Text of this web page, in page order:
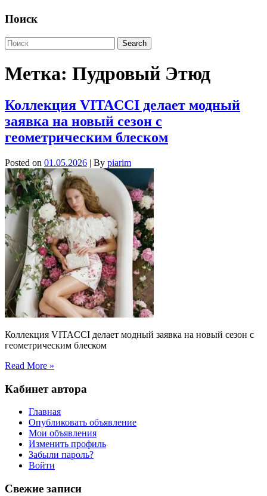
Поиск
Метка: Пудровый Этюд
Коллекция VITACCI делает модный
заявка на новый сезон с
геометрическим блеском
Posted on 01.05.2026 | By piarim
Коллекция VITACCI делает модный заявка на новый сезон с
геометрическим блеском
Read More »
Кабинет автора
Главная
Опубликовать объявление
Мои объявления
Изменить профиль
Забыли пароль?
Войти
Свежие записи